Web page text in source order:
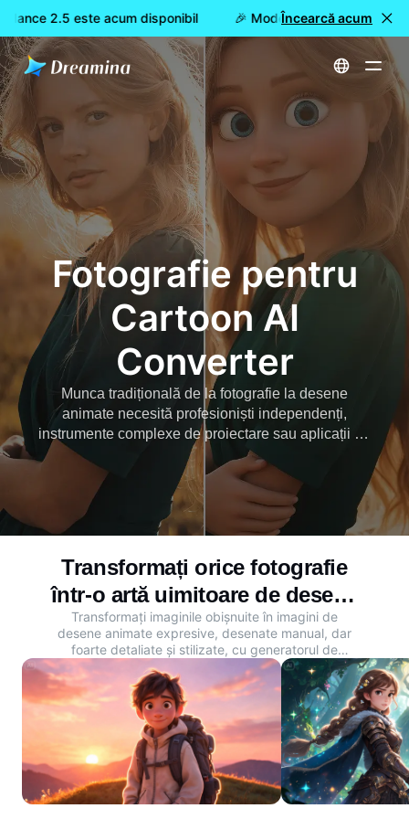
2.5 este acum disponibil 🎉 Model nou LIVE:
Încearcă acum
Acasă Creează Fotografie pentru Cartoon AI Converter
Fotografie pentru
Cartoon AI
Converter
Munca tradițională de la fotografie la desene
animate necesită profesioniști independenți,
instrumente complexe de proiectare sau aplicații de
bază care denaturează detaliile. AI-ul foto-la-
desene animate al Dreaminei facilitează încărcarea
și obținerea de anime, benzi desenate sau artă 3D
în câteva secunde. Încercați-l gratuit astăzi.
Transformați orice fotografie
într-o artă uimitoare de desene
animate
Transformați imaginile obișnuite în imagini de
desene animate expresive, desenate manual, dar
foarte detaliate și stilizate, cu generatorul de
generatorul de desene animate AI .